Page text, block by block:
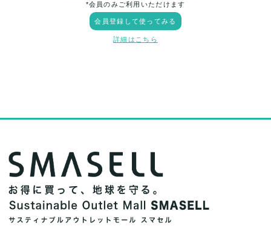
*会員のみご利用いただけます
会員登録して使ってみる
詳細はこちら